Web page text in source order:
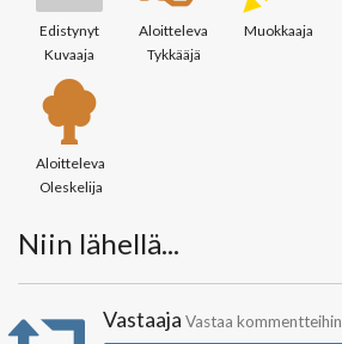
Edistynyt
Kuvaaja
Aloitteleva
Tykkääjä
Muokkaaja
Aloitteleva
Oleskelija
Niin lähellä...
Vastaaja Vastaa kommentteihin